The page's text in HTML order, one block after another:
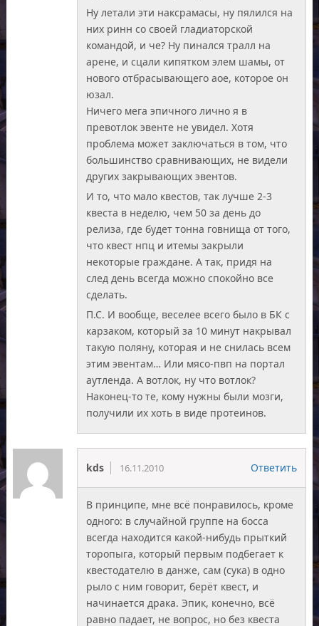
Ну летали эти наксрамасы, ну пялился на
них ринн со своей гладиаторской
командой, и че? Ну пинался тралл на
арене, и сцали кипятком элем шамы, от
нового отбрасывающего аое, которое он
юзал.
Ничего мега эпичного лично я в
превотлок эвенте не увидел. Хотя
проблема может заключаться в том, что
большинство сравнивающих, не видели
других закрывающих эвентов.
И то, что мало квестов, так лучше 2-3
квеста в неделю, чем 50 за день до
релиза, где будет тонна говнища от того,
что квест нпц и итемы закрыли
некоторые граждане. А так, придя на
след день всегда можно спокойно все
сделать.
П.С. И вообще, веселее всего было в БК с
карзаком, который за 10 минут накрывал
такую поляну, которая и не снилась всем
этим эвентам… Или мясо-пвп на портал
аутленда. А вотлок, ну что вотлок?
Наконец-то те, кому нужны были мозги,
получили их хоть в виде протеинов.
kds 16.11.2010 Ответить
В принципе, мне всё понравилось, кроме
одного: в случайной группе на босса
всегда находится какой-нибудь прыткий
торопыга, который первым подбегает к
квестодателю в данже, сам (сука) в одно
рыло с ним говорит, берёт квест, и
начинается драка. Эпик, конечно, всё
равно падает, не вопрос, но без квеста